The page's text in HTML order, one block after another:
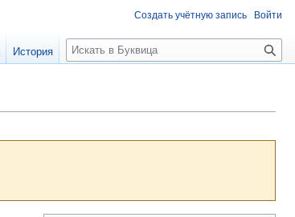
Создать учётную запись Войти
История
П
о
к